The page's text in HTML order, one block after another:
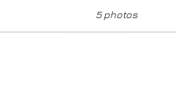
5 photos